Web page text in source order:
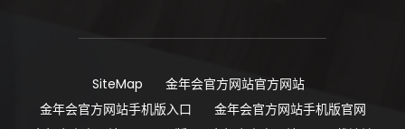
SiteMap
金年会官方网站官方网站
金年会官方网站手机版入口
金年会官方网站手机版官网